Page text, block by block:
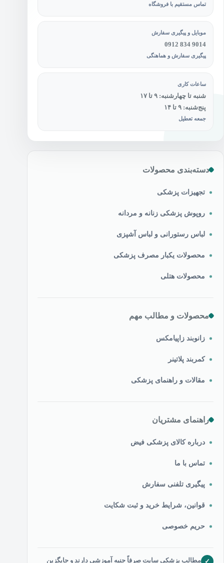
تماس مستقیم با فروشگاه
موبایل و پیگیری سفارش
0912 834 9014
پیگیری سفارش و هماهنگی
ساعات کاری
شنبه تا چهارشنبه: ۹ تا ۱۷
پنج‌شنبه: ۹ تا ۱۴
جمعه تعطیل
دسته‌بندی محصولات
تجهیزات پزشکی
روپوش پزشکی زنانه و مردانه
لباس رستورانی و لباس آشپزی
محصولات یکبار مصرف پزشکی
محصولات هتلی
محصولات و مطالب مهم
زانوبند زاپیامکس
کمربند پلاتینر
مقالات و راهنمای پزشکی
راهنمای مشتریان
درباره کالای پزشکی فیض
تماس با ما
پیگیری تلفنی سفارش
قوانین، شرایط خرید و ثبت شکایت
حریم خصوصی
✓ مطالب پزشکی سایت صرفاً جنبه آموزشی دارند و جایگزین